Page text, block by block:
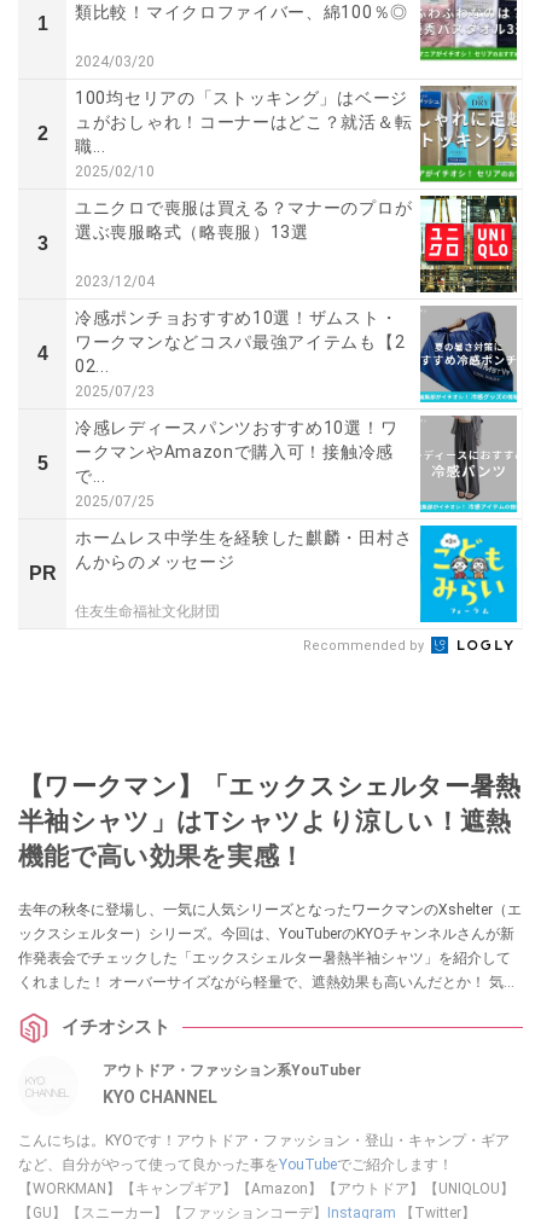
1
類比較！マイクロファイバー、綿100％◎
2024/03/20
2
100均セリアの「ストッキング」はベージ
ュがおしゃれ！コーナーはどこ？就活＆転
職...
2025/02/10
3
ユニクロで喪服は買える？マナーのプロが
選ぶ喪服略式（略喪服）13選
2023/12/04
4
冷感ポンチョおすすめ10選！ザムスト・
ワークマンなどコスパ最強アイテムも【2
02...
2025/07/23
5
冷感レディースパンツおすすめ10選！ワ
ークマンやAmazonで購入可！接触冷感
で...
2025/07/25
PR
ホームレス中学生を経験した麒麟・田村さ
んからのメッセージ
住友生命福祉文化財団
Recommended by
【ワークマン】「エックスシェルター暑熱
半袖シャツ」はTシャツより涼しい！遮熱
機能で高い効果を実感！
去年の秋冬に登場し、一気に人気シリーズとなったワークマンのXshelter（エ
ックスシェルター）シリーズ。今回は、YouTuberのKYOチャンネルさんが新
作発表会でチェックした「エックスシェルター暑熱半袖シャツ」を紹介して
くれました！ オーバーサイズながら軽量で、遮熱効果も高いんだとか！ 気に
イチオシスト
アウトドア・ファッション系YouTuber
KYO CHANNEL
こんにちは。KYOです！アウトドア・ファッション・登山・キャンプ・ギア
など、自分がやって使って良かった事をYouTubeでご紹介します！
【WORKMAN】【キャンプギア】【Amazon】【アウトドア】【UNIQLOU】
【GU】【スニーカー】【ファッションコーデ】
Instagram 【Twitter】